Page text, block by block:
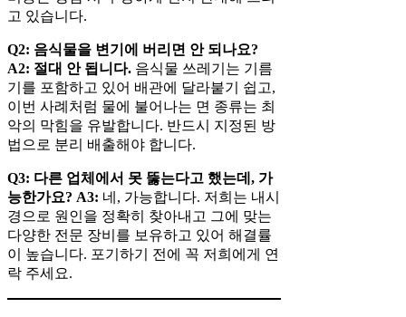
고 있습니다.
Q2: 음식물을 변기에 버리면 안 되나요?
A2: 절대 안 됩니다. 음식물 쓰레기는 기름
기를 포함하고 있어 배관에 달라붙기 쉽고,
이번 사례처럼 물에 불어나는 면 종류는 최
악의 막힘을 유발합니다. 반드시 지정된 방
법으로 분리 배출해야 합니다.
Q3: 다른 업체에서 못 뚫는다고 했는데, 가
능한가요? A3: 네, 가능합니다. 저희는 내시
경으로 원인을 정확히 찾아내고 그에 맞는
다양한 전문 장비를 보유하고 있어 해결률
이 높습니다. 포기하기 전에 꼭 저희에게 연
락 주세요.